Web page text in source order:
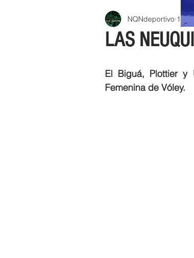
LAS
NQNdeportivo 1
El Biguá, Plottier y
Femenina de Vóley.